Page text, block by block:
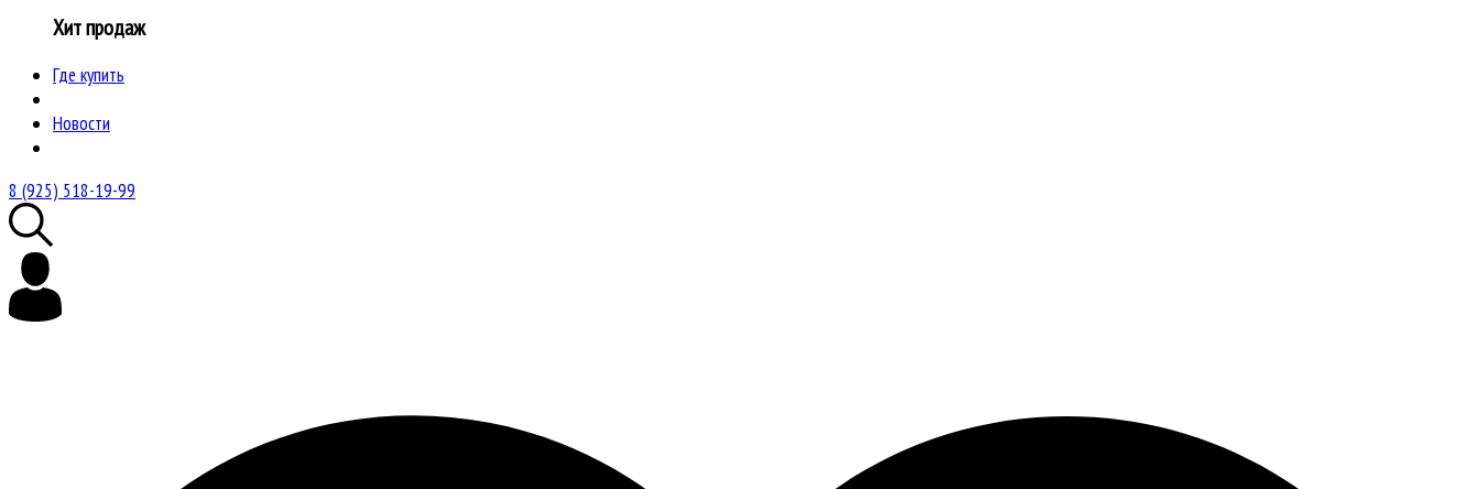
Хит продаж
Где купить
Новости
8 (925) 518-19-99